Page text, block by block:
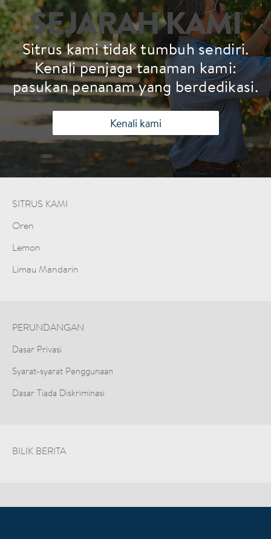
SEJARAH KAMI
Sitrus kami tidak tumbuh sendiri.
Kenali penjaga tanaman kami:
pasukan penanam yang berdedikasi.
Kenali kami
SITRUS KAMI
Oren
Lemon
Limau Mandarin
PERUNDANGAN
Dasar Privasi
Syarat-syarat Penggunaan
Dasar Tiada Diskriminasi
BILIK BERITA